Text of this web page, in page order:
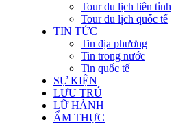
Tour du lịch liên tỉnh
Tour du lịch quốc tế
TIN TỨC
Tin địa phương
Tin trong nước
Tin quốc tế
SỰ KIỆN
LƯU TRÚ
LỮ HÀNH
ẨM THỰC